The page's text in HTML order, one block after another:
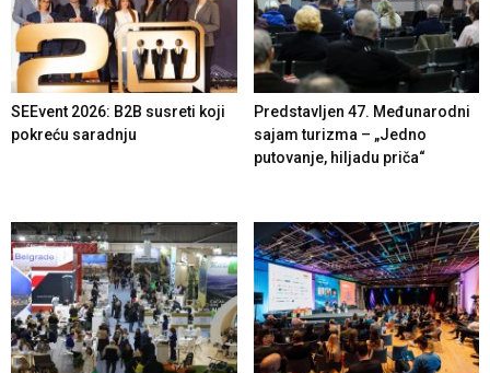
SEEvent 2026: B2B susreti koji
pokreću saradnju
Predstavljen 47. Međunarodni
sajam turizma – „Jedno
putovanje, hiljadu priča“